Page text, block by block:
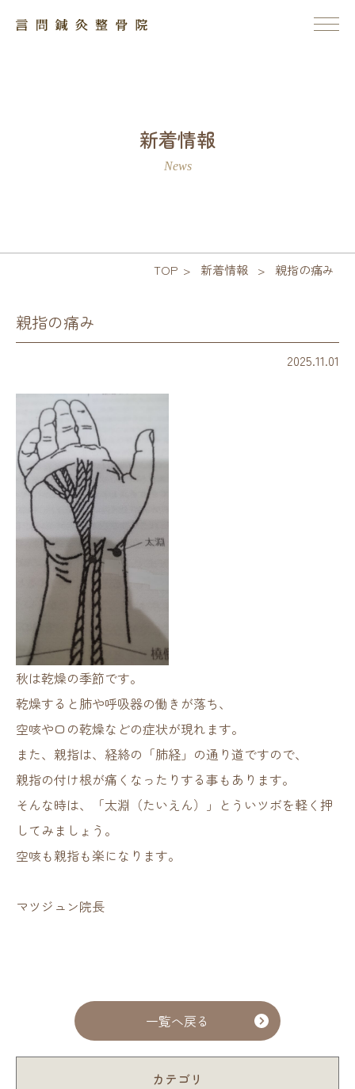
新着情報
News
TOP > 新着情報 > 親指の痛み
親指の痛み
2025.11.01
秋は乾燥の季節です。
乾燥すると肺や呼吸器の働きが落ち、
空咳や口の乾燥などの症状が現れます。
また、親指は、経絡の「肺経」の通り道ですので、
親指の付け根が痛くなったりする事もあります。
そんな時は、「太淵（たいえん）」とういツボを軽く押
してみましょう。
空咳も親指も楽になります。
マツジュン院長
一覧へ戻る
カテゴリ